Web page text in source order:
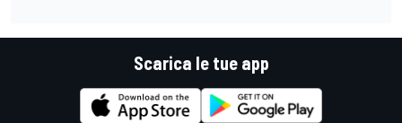
Scarica le tue app